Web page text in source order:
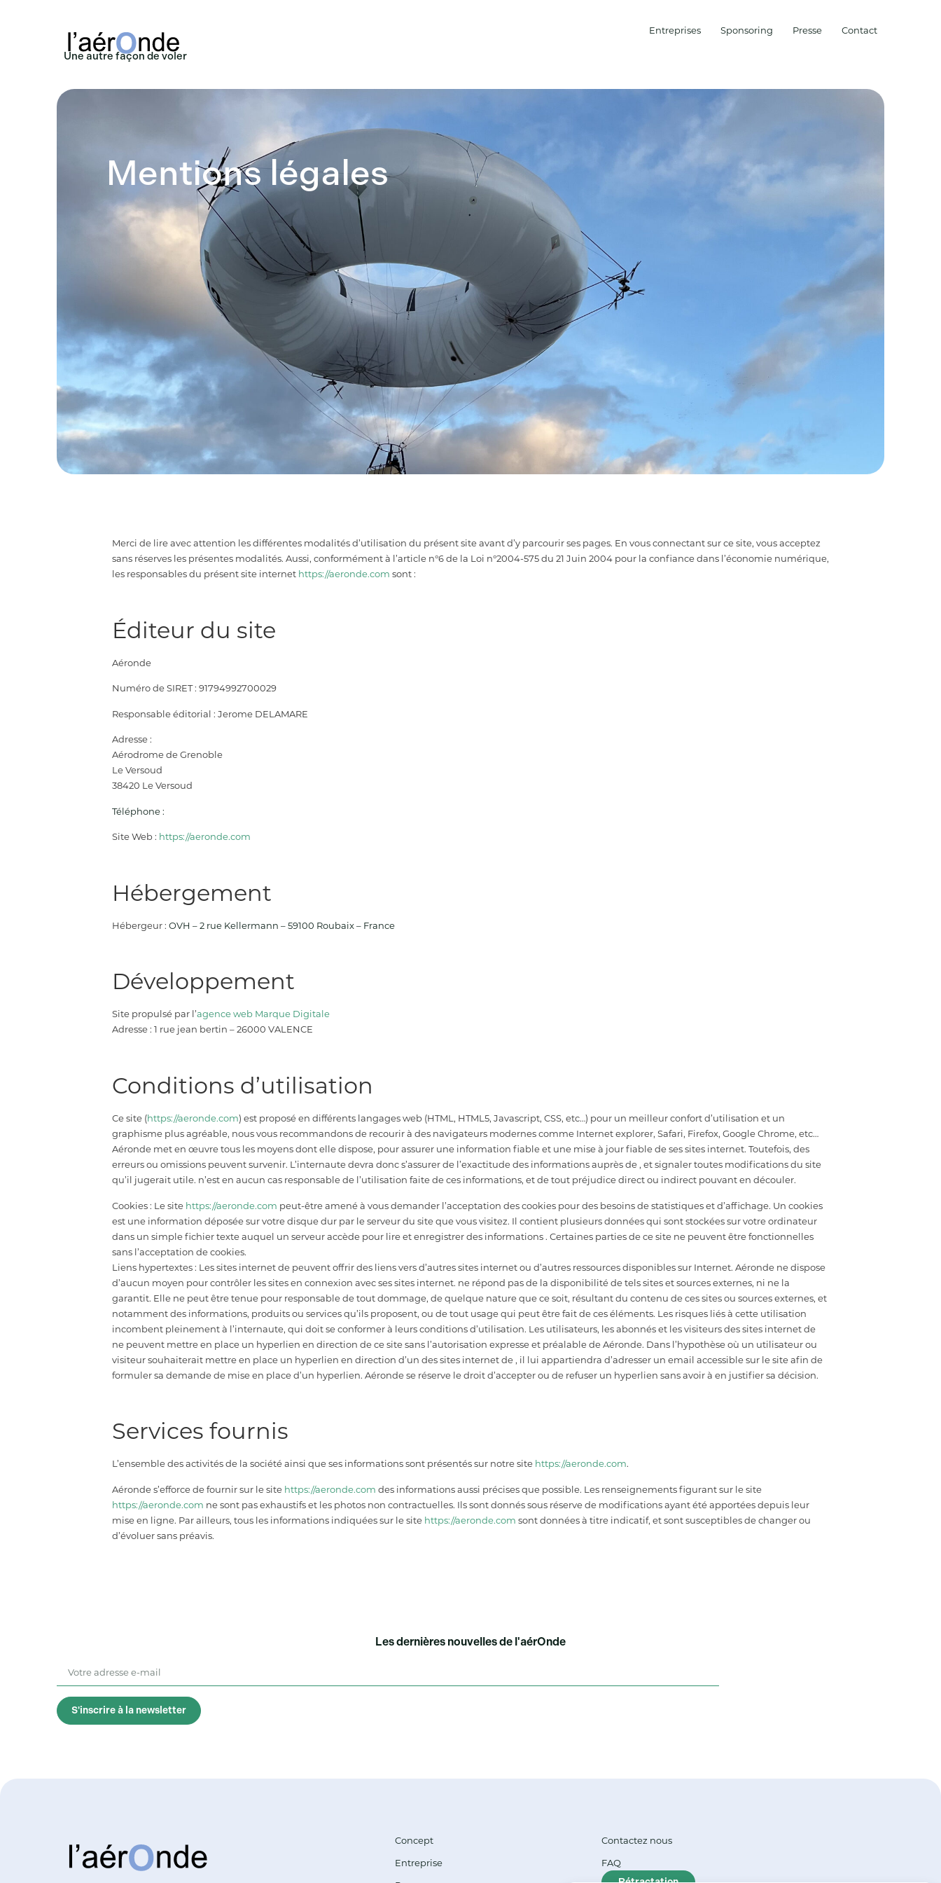
Une autre façon de voler
Entreprises Sponsoring Presse Contact
Mentions légales
Merci de lire avec attention les différentes modalités d’utilisation du présent site avant d’y parcourir ses pages. En vous connectant sur ce site, vous acceptez
sans réserves les présentes modalités. Aussi, conformément à l’article n°6 de la Loi n°2004-575 du 21 Juin 2004 pour la confiance dans l’économie numérique,
les responsables du présent site internet https://aeronde.com sont :
Éditeur du site
Aéronde
Numéro de SIRET : 91794992700029
Responsable éditorial : Jerome DELAMARE
Adresse :
Aérodrome de Grenoble
Le Versoud
38420 Le Versoud
Téléphone :
Site Web : https://aeronde.com
Hébergement
Hébergeur : OVH – 2 rue Kellermann – 59100 Roubaix – France
Développement
Site propulsé par l’agence web Marque Digitale
Adresse : 1 rue jean bertin – 26000 VALENCE
Conditions d’utilisation
Ce site (https://aeronde.com) est proposé en différents langages web (HTML, HTML5, Javascript, CSS, etc…) pour un meilleur confort d’utilisation et un
graphisme plus agréable, nous vous recommandons de recourir à des navigateurs modernes comme Internet explorer, Safari, Firefox, Google Chrome, etc…
Aéronde met en œuvre tous les moyens dont elle dispose, pour assurer une information fiable et une mise à jour fiable de ses sites internet. Toutefois, des
erreurs ou omissions peuvent survenir. L’internaute devra donc s’assurer de l’exactitude des informations auprès de , et signaler toutes modifications du site
qu’il jugerait utile. n’est en aucun cas responsable de l’utilisation faite de ces informations, et de tout préjudice direct ou indirect pouvant en découler.
Cookies : Le site https://aeronde.com peut-être amené à vous demander l’acceptation des cookies pour des besoins de statistiques et d’affichage. Un cookies
est une information déposée sur votre disque dur par le serveur du site que vous visitez. Il contient plusieurs données qui sont stockées sur votre ordinateur
dans un simple fichier texte auquel un serveur accède pour lire et enregistrer des informations . Certaines parties de ce site ne peuvent être fonctionnelles
sans l’acceptation de cookies.
Liens hypertextes : Les sites internet de peuvent offrir des liens vers d’autres sites internet ou d’autres ressources disponibles sur Internet. Aéronde ne dispose
d’aucun moyen pour contrôler les sites en connexion avec ses sites internet. ne répond pas de la disponibilité de tels sites et sources externes, ni ne la
garantit. Elle ne peut être tenue pour responsable de tout dommage, de quelque nature que ce soit, résultant du contenu de ces sites ou sources externes, et
notamment des informations, produits ou services qu’ils proposent, ou de tout usage qui peut être fait de ces éléments. Les risques liés à cette utilisation
incombent pleinement à l’internaute, qui doit se conformer à leurs conditions d’utilisation. Les utilisateurs, les abonnés et les visiteurs des sites internet de
ne peuvent mettre en place un hyperlien en direction de ce site sans l’autorisation expresse et préalable de Aéronde. Dans l’hypothèse où un utilisateur ou
visiteur souhaiterait mettre en place un hyperlien en direction d’un des sites internet de , il lui appartiendra d’adresser un email accessible sur le site afin de
formuler sa demande de mise en place d’un hyperlien. Aéronde se réserve le droit d’accepter ou de refuser un hyperlien sans avoir à en justifier sa décision.
Services fournis
L’ensemble des activités de la société ainsi que ses informations sont présentés sur notre site https://aeronde.com.
Aéronde s’efforce de fournir sur le site https://aeronde.com des informations aussi précises que possible. Les renseignements figurant sur le site
https://aeronde.com ne sont pas exhaustifs et les photos non contractuelles. Ils sont donnés sous réserve de modifications ayant été apportées depuis leur
mise en ligne. Par ailleurs, tous les informations indiquées sur le site https://aeronde.com sont données à titre indicatif, et sont susceptibles de changer ou
d’évoluer sans préavis.
Les dernières nouvelles de l'aérOnde
S'inscrire à la newsletter
Concept
Entreprise
Contactez nous
FAQ